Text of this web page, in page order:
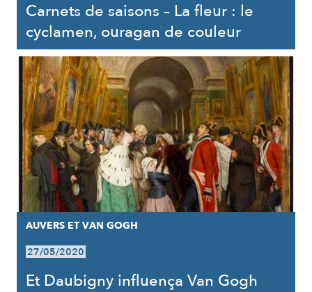
Carnets de saisons – La fleur : le
cyclamen, ouragan de couleur
AUVERS ET VAN GOGH
27/05/2020
Et Daubigny influença Van Gogh